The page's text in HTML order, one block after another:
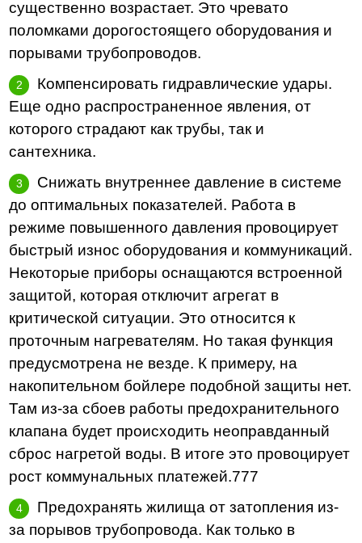
существенно возрастает. Это чревато
поломками дорогостоящего оборудования и
порывами трубопроводов.
Компенсировать гидравлические удары.
Еще одно распространенное явления, от
которого страдают как трубы, так и
сантехника.
Снижать внутреннее давление в системе
до оптимальных показателей. Работа в
режиме повышенного давления провоцирует
быстрый износ оборудования и коммуникаций.
Некоторые приборы оснащаются встроенной
защитой, которая отключит агрегат в
критической ситуации. Это относится к
проточным нагревателям. Но такая функция
предусмотрена не везде. К примеру, на
накопительном бойлере подобной защиты нет.
Там из-за сбоев работы предохранительного
клапана будет происходить неоправданный
сброс нагретой воды. В итоге это провоцирует
рост коммунальных платежей.777
Предохранять жилища от затопления из-
за порывов трубопровода. Как только в